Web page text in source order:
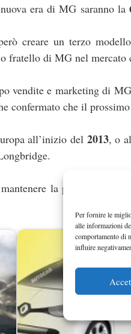
Per fornire le
alle informazioni
comportamento di
influire
era di MG saranno la
creare un terzo
fratello di MG nel mercato
vendite e marketing di
confermato che il
all’inizio del 2013, o
la produzione